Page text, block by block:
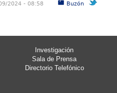
Buzón
2024 - 08:58
Investigación
Sala de Prensa
Directorio Telefónico